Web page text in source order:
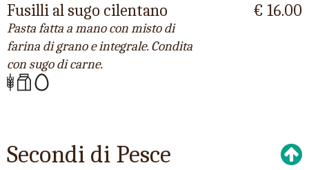
Fusilli al sugo cilentano
Pasta fatta a mano con misto di
farina di grano e integrale. Condita
con sugo di carne.
€ 16.00
Secondi di Pesce